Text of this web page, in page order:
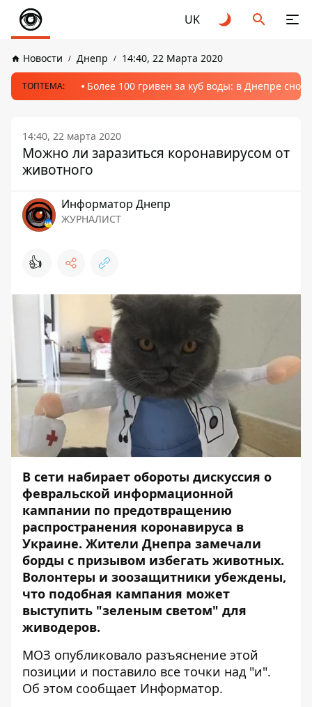
UK
Новости Днепр 14:40, 22 Марта 2020
ТОПТЕМА: Более 100 гривен за куб воды: в Днепре
14:40, 22 марта 2020
Можно ли заразиться коронавирусом от
животного
Информатор Днепр
ЖУРНАЛИСТ
👍
В сети набирает обороты дискуссия о
февральской информационной
кампании по предотвращению
распространения коронавируса в
Украине. Жители Днепра замечали
борды с призывом избегать животных.
Волонтеры и зоозащитники убеждены,
что подобная кампания может
выступить "зеленым светом" для
живодеров.
МОЗ опубликовало разъяснение этой
позиции и поставило все точки над "и".
Об этом сообщает Информатор.